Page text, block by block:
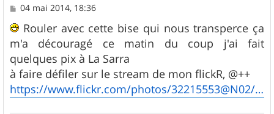
M
s
a
g
e
04 mai 2014, 18:36
Rouler avec cette bise qui nous transperce ça
m'a découragé ce matin du coup j'ai fait
quelques pix à La Sarra
à faire défiler sur le stream de mon flickR, @++
https://www.flickr.com/photos/32215553@N02/14082171336/